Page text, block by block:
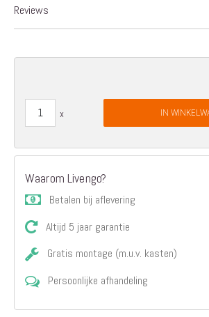
Reviews
IN
Waarom Livengo?
Betalen bij aflevering
Altijd 5 jaar garantie
Gratis montage (m.u.v. kasten)
Persoonlijke afhandeling